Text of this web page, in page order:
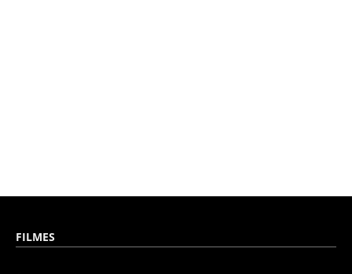
FILMES